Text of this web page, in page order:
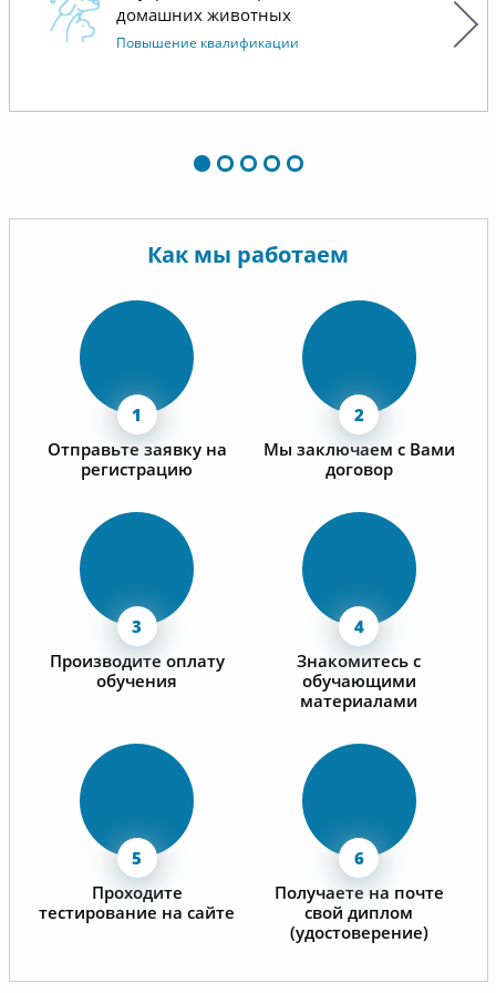
домашних животных
Повышение квалификации
Как мы работаем
Отправьте заявку на
регистрацию
Мы заключаем с Вами
договор
Производите оплату
обучения
Знакомитесь с
обучающими
материалами
Проходите
тестирование на сайте
Получаете на почте
свой диплом
(удостоверение)